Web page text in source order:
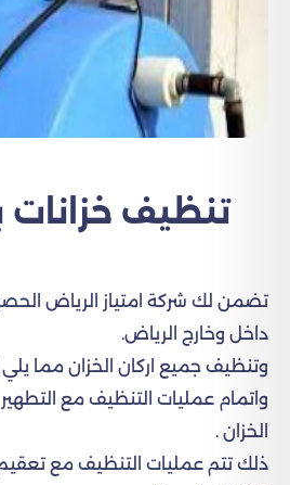
تنظيف خزانات
تضمن لك شركة امتياز الرياض
داخل وخارج الرياض.
وتنظيف جميع اركان الخزان مما يلي
واتمام عمليات التنظيف مع
الخزان .
ذلك تتم عمليات التنظيف مع